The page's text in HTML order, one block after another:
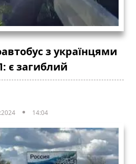
з українцями
є загиблий
14:04